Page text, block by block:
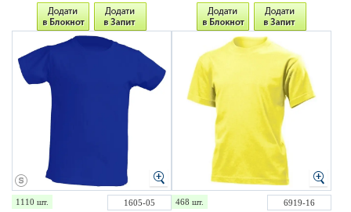
1110 шт.
1605-05
468 шт.
6919-16